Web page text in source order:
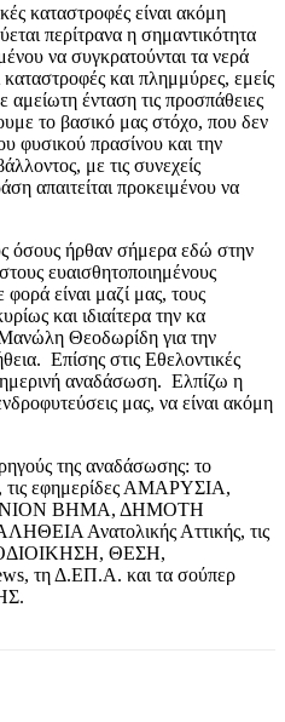
καταστροφές είναι ακόμη
περίτρανα η σημαντικότητα
να συγκρατούνται τα νερά
και πλημμύρες, εμείς
αμείωτη ένταση τις προσπάθειες
το βασικό μας στόχο, που δεν
φυσικού πρασίνου και την
με τις συνεχείς
απαιτείται προκειμένου να
όσους ήρθαν σήμερα εδώ στην
ευαισθητοποιημένους
είναι μαζί μας, τους
και ιδιαίτερα την κα
Μανώλη Θεοδωρίδη για την
Επίσης στις Εθελοντικές
αναδάσωση. Ελπίζω η
μας, να είναι ακόμη
της αναδάσωσης: το
τις εφημερίδες ΑΜΑΡΥΣΙΑ,
ΒΗΜΑ, ΔΗΜΟΤΗ
Ανατολικής Αττικής, τις
ΘΕΣΗ,
τη Δ.ΕΠ.Α. και τα σούπερ